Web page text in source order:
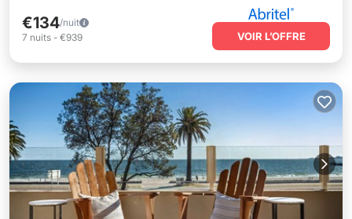
€134/nuit
7 nuits - €939 VOIR L’OFFRE